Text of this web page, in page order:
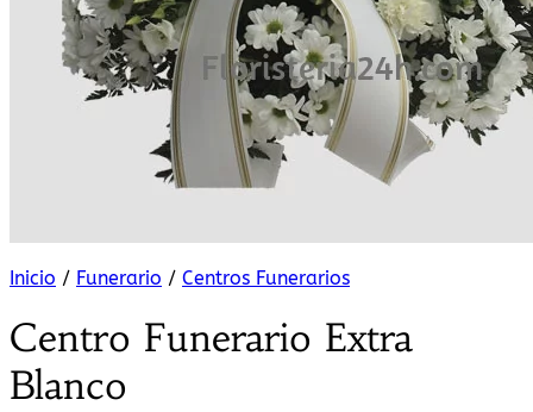
Inicio / Funerario / Centros Funerarios
Centro Funerario Extra
Blanco